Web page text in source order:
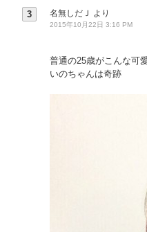
3 名無しだＪ より
2015年10月22日 3:16 PM
普通の25歳がこんな可
いのちゃんは奇跡